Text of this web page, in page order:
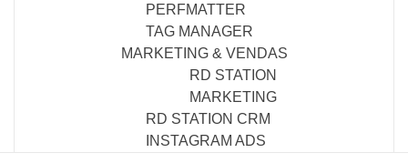
PERFMATTER
TAG MANAGER
MARKETING & VENDAS
RD STATION
MARKETING
RD STATION CRM
INSTAGRAM ADS